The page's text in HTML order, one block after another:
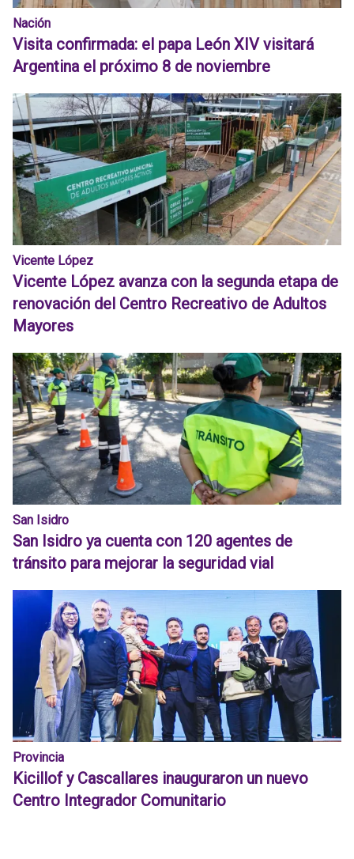
Nación
Visita confirmada: el papa León XIV visitará
Argentina el próximo 8 de noviembre
Vicente López
Vicente López avanza con la segunda etapa de
renovación del Centro Recreativo de Adultos
Mayores
San Isidro
San Isidro ya cuenta con 120 agentes de
tránsito para mejorar la seguridad vial
Provincia
Kicillof y Cascallares inauguraron un nuevo
Centro Integrador Comunitario